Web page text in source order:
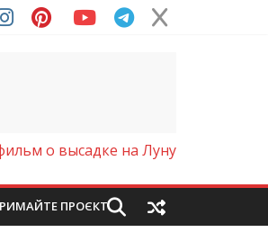
о высадке на Луну
ПРОЄКТ